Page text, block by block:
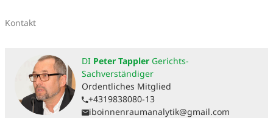
Kontakt
DI Peter Tappler Gerichts-
Sachverständiger
Ordentliches Mitglied
+4319838080-13
iboinnenraumanalytik@gmail.com